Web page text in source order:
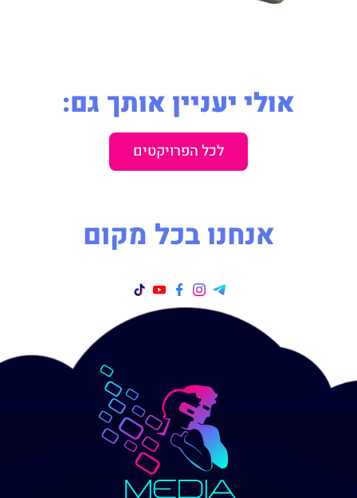
אולי יעניין אותך גם:
לכל הפרויקטים
אנחנו בכל מקום